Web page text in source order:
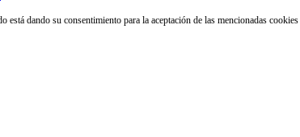
dando su consentimiento para la aceptación de las mencionadas